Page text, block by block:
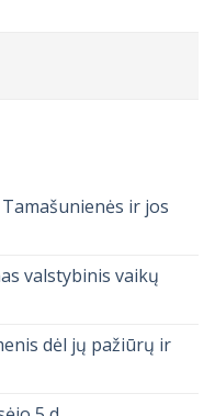
ir jos
valstybinis vaikų
dėl jų pažiūrų ir